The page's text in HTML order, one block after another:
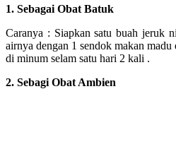
1. Sebagai Obat Batuk
Caranya : Siapkan satu buah jeruk
airnya dengan 1 sendok makan
di minum selam satu hari 2 kali .
2. Sebagi Obat Ambien